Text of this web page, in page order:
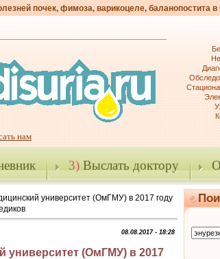
почек, фимоза, варикоцеле, баланопостита
нам
3)Выслать доктору
университет (ОмГМУ) в 2017 году
08.08.2017 - 18:28
университет (ОмГМУ) в 2017